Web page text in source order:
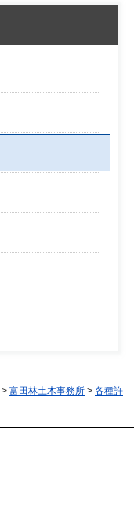
> 富田林土木事務所 > 各種許